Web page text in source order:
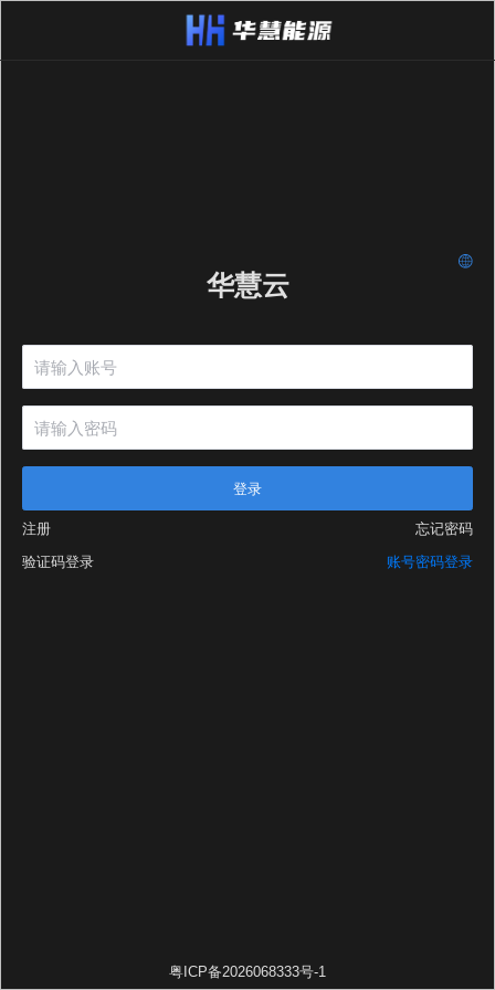
华慧云
登录
注册
忘记密码
验证码登录
账号密码登录
粤ICP备2026068333号-1